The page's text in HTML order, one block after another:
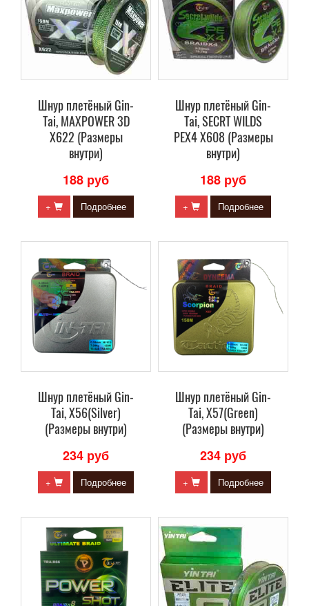
Шнур плетёный Gin-
Tai, MAXPOWER 3D
X622 (Размеры
внутри)
188 руб
+ Подробнее
Шнур плетёный Gin-
Tai, SECRT WILDS
PEX4 X608 (Размеры
внутри)
188 руб
+ Подробнее
Шнур плетёный Gin-
Tai, X56(Silver)
(Размеры внутри)
234 руб
+ Подробнее
Шнур плетёный Gin-
Tai, X57(Green)
(Размеры внутри)
234 руб
+ Подробнее